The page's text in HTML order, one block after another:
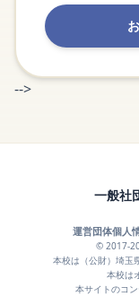
-->
一般社
運営団体個人
© 2017-
本校は（公財）埼玉
本校は
本サイトのコ